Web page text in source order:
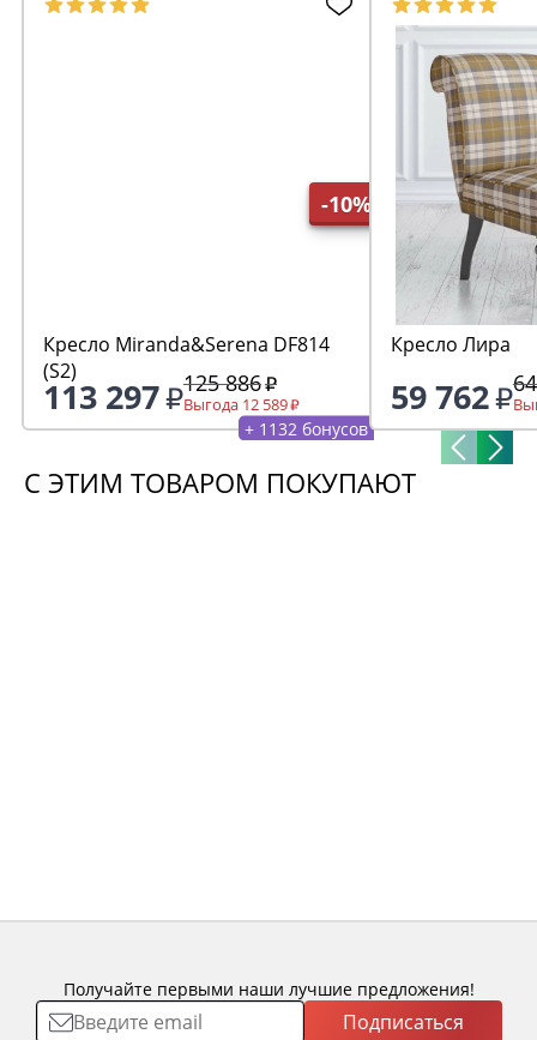
-10%
Кресло Miranda&Serena DF814
(S2)
113 297 125 886
Выгода 12 589
+ 1132 бонусов
Кресло Лира
59 762
С ЭТИМ ТОВАРОМ ПОКУПАЮТ
Получайте первыми наши лучшие предложения!
Подписаться